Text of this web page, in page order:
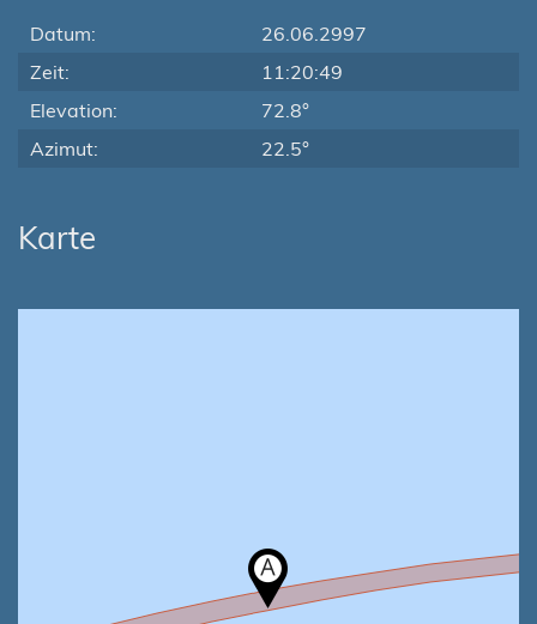
Datum:
26.06.2997
Zeit:
11:20:49
Elevation:
72.8°
Azimut:
22.5°
Karte